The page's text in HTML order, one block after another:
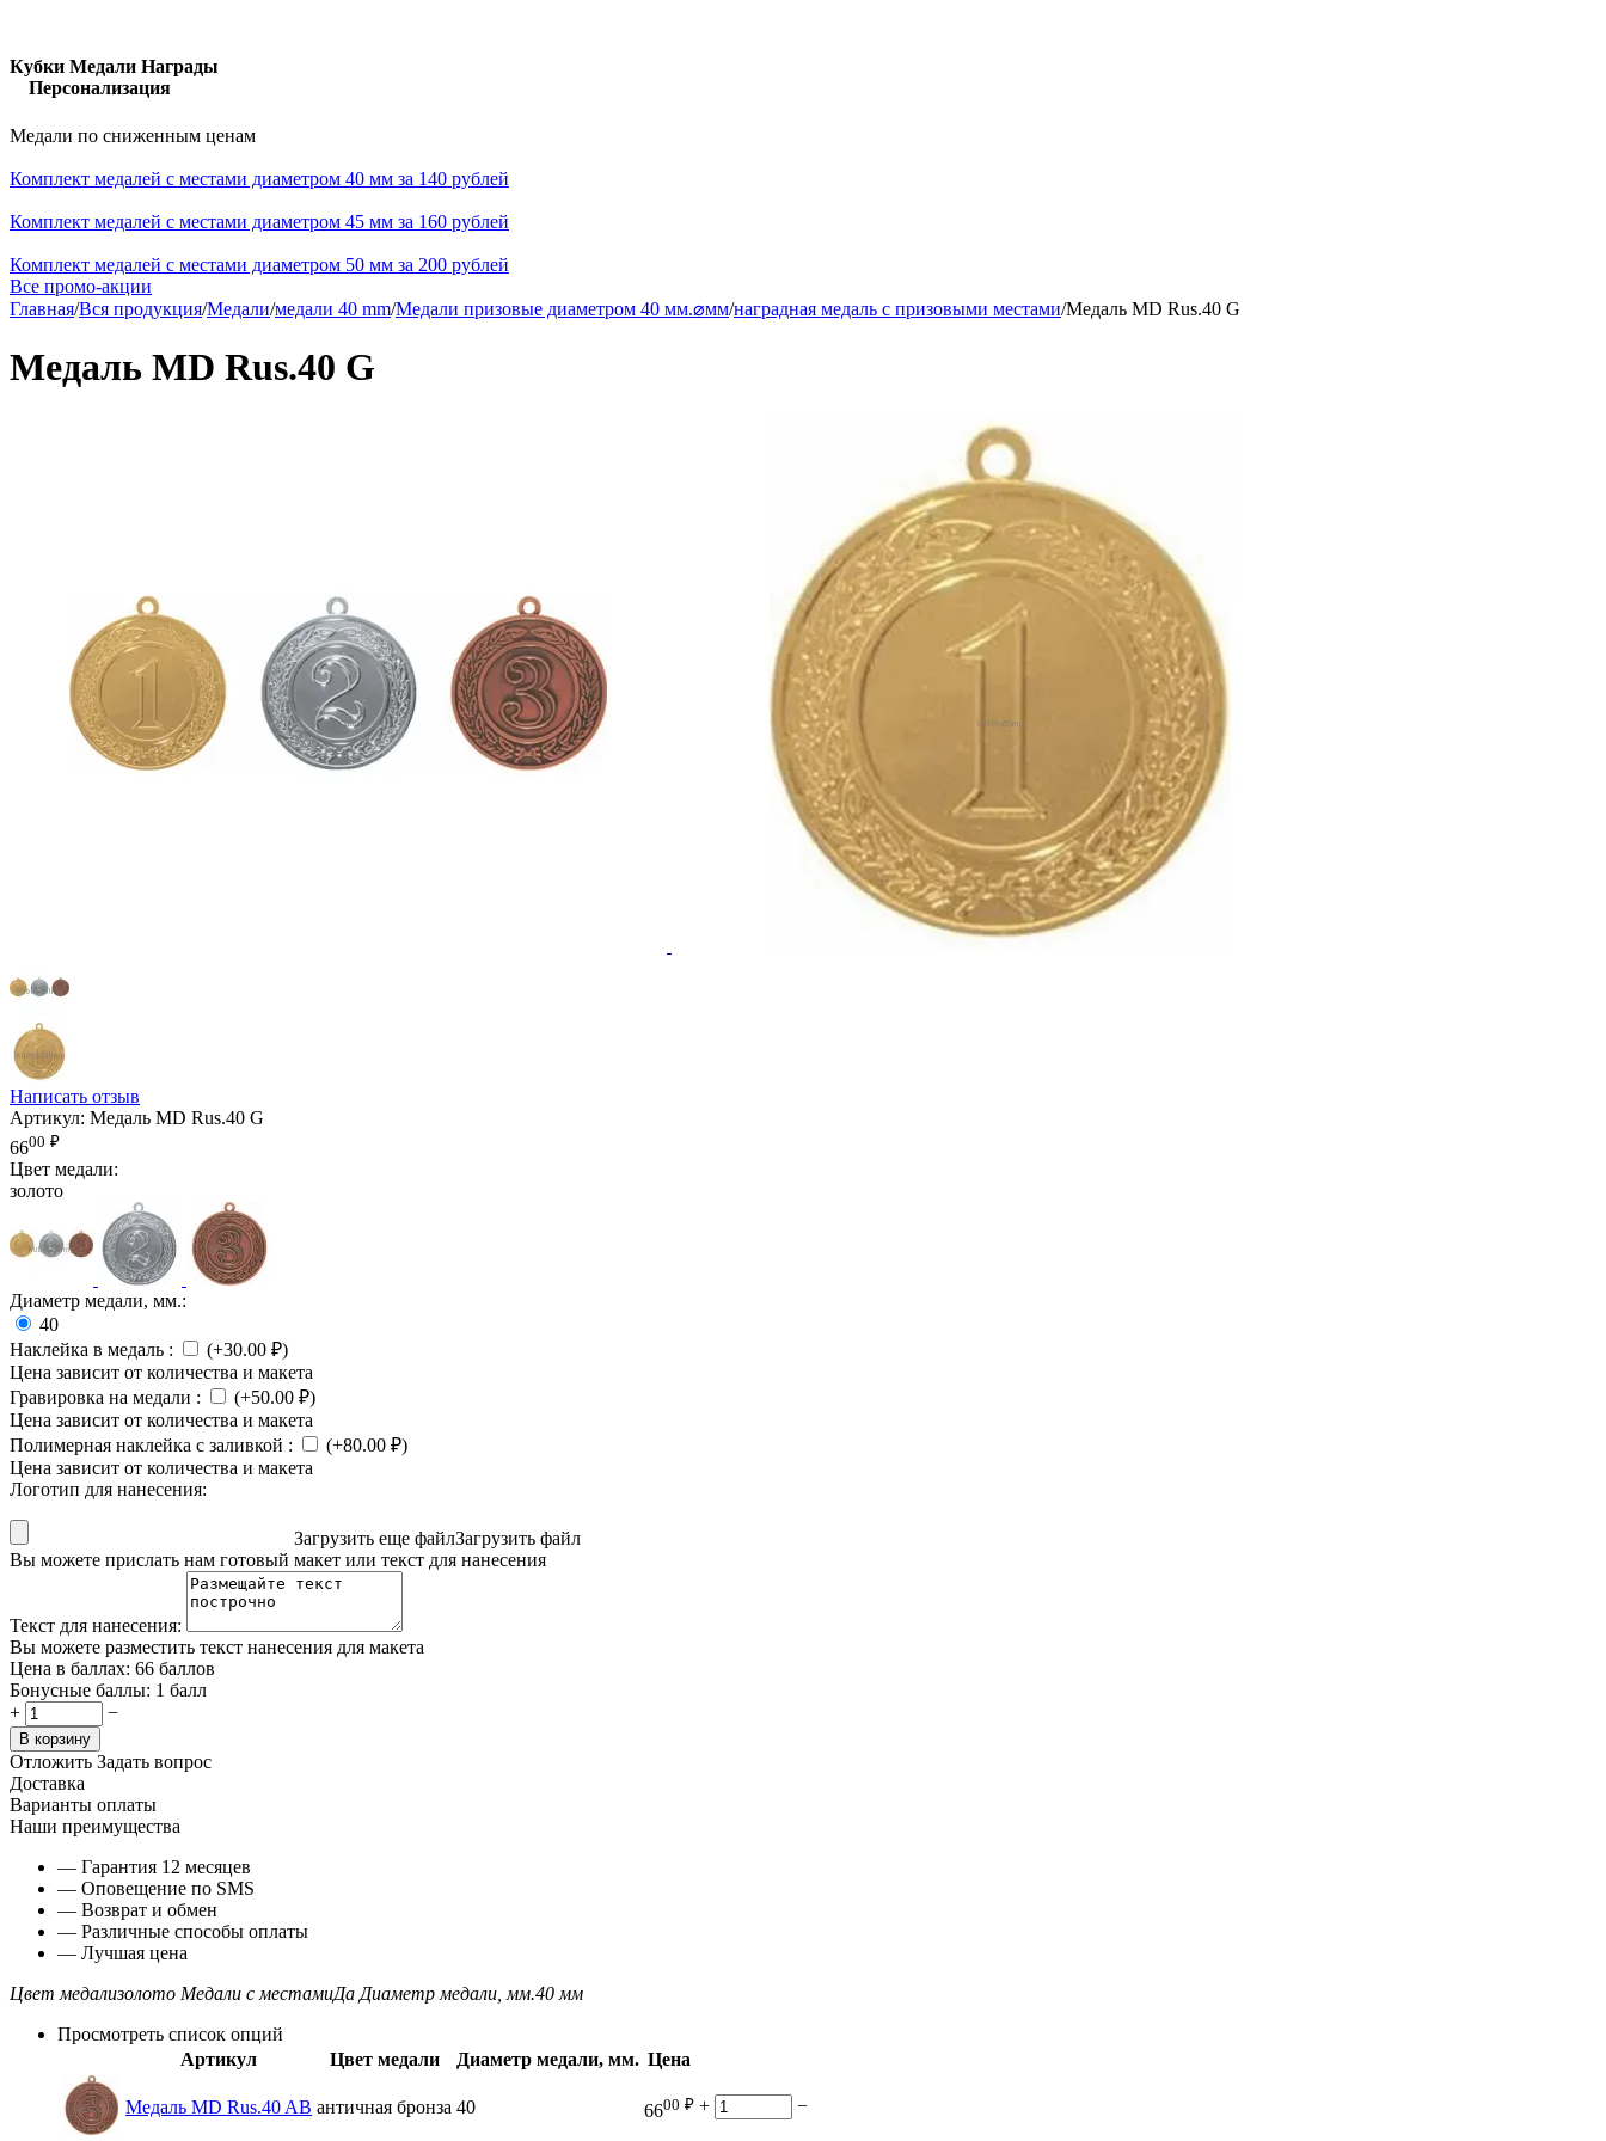
Кубки Медали Награды
Персонализация
Медали по сниженным ценам
Комплект медалей с местами диаметром 40 мм за 140 рублей
Комплект медалей с местами диаметром 45 мм за 160 рублей
Комплект медалей с местами диаметром 50 мм за 200 рублей
Все промо-акции
Главная/Вся продукция/Медали/медали 40 mm/Медали призовые диаметром 40 мм.⌀мм/наградная медаль с призовыми местами/Медаль MD Rus.40 G
Медаль MD Rus.40 G
Написать отзыв
Артикул: Медаль MD Rus.40 G
6600 ₽
Цвет медали:
золото
Диаметр медали, мм.:
40
Наклейка в медаль : (+30.00 ₽)
Цена зависит от количества и макета
Гравировка на медали : (+50.00 ₽)
Цена зависит от количества и макета
Полимерная наклейка с заливкой : (+80.00 ₽)
Цена зависит от количества и макета
Логотип для нанесения:
Загрузить еще файлЗагрузить файл
Вы можете прислать нам готовый макет или текст для нанесения
Текст для нанесения:
Вы можете разместить текст нанесения для макета
Цена в баллах: 66 баллов
Бонусные баллы: 1 балл
+
−
В корзину
Отложить Задать вопрос
Доставка
Варианты оплаты
Наши преимущества
— Гарантия 12 месяцев
— Оповещение по SMS
— Возврат и обмен
— Различные способы оплаты
— Лучшая цена
Цвет медализолото Медали с местамиДа Диаметр медали, мм.40 мм
Просмотреть список опций
Артикул
Цвет медали Диаметр медали, мм. Цена
Медаль MD Rus.40 AB античная бронза 40 6600 ₽ + −